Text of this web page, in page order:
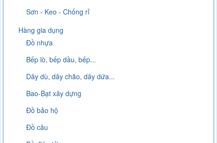
Sơn - Keo - Chống rỉ
Hàng gia dụng
Đồ nhựa
Bếp lò, bếp dầu, bếp...
Dây dù, dây chão, dây dứa...
Bao-Bạt xây dựng
Đồ bảo hộ
Đồ câu